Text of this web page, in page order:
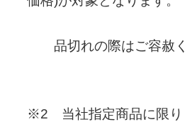
品切れの際はご容赦く
※2 当社指定商品に限り